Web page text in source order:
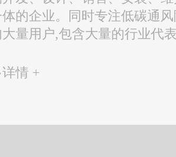
的企业。同时专注低碳通
量用户,包含大量的行业代
情 +